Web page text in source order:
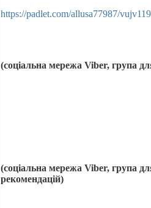
https://padlet.com/allusa77987/
(соціальна мережа Viber, група
(соціальна мережа Viber, група
рекомендацій)